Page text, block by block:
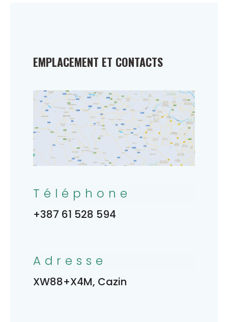
EMPLACEMENT ET CONTACTS
Téléphone
+387 61 528 594
Adresse
XW88+X4M, Cazin